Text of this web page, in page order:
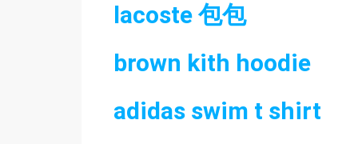
lacoste 包包
brown kith hoodie
adidas swim t shirt